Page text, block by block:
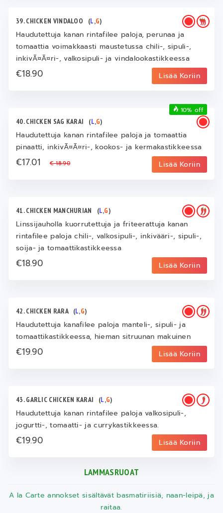
39. CHICKEN VINDALOO (L,G)
Haudutettuja kanan rintafilee paloja, perunaa ja
tomaattia voimakkaasti maustetussa chili-, sipuli-,
inkivÃ¤Ã¤ri-, valkosipuli- ja vindalookastikkeessa
€18.90 Lisää Koriin
40. CHICKEN SAG KARAI (L,G)
Haudutettuja kanan rintafilee paloja ja tomaattia
pinaatti, inkivÃ¤Ã¤ri-, kookos- ja kermakastikkeessa
€17.01€ 18.90 Lisää Koriin
10% off
41. CHICKEN MANCHURIAN (L,G)
Linssijauholla kuorrutettuja ja friteerattuja kanan
rintafilee paloja chili-, valkosipuli-, inkivääri-, sipuli-,
soija- ja tomaattikastikkeessa
€18.90 Lisää Koriin
42. CHICKEN RARA (L,G)
Haudutettuja kanafilee paloja manteli-, sipuli- ja
tomaattikastikkeessa, hieman sitruunan makuinen
€19.90 Lisää Koriin
43. GARLIC CHICKEN KARAI (L,G)
Haudutettuja kanan rintafilee paloja valkosipuli-,
jogurtti-, tomaatti- ja currykastikkeessa.
€19.90 Lisää Koriin
LAMMASRUOAT
A la Carte annokset sisältävät basmatiriisiä, naan-leipä, ja
raitaa.